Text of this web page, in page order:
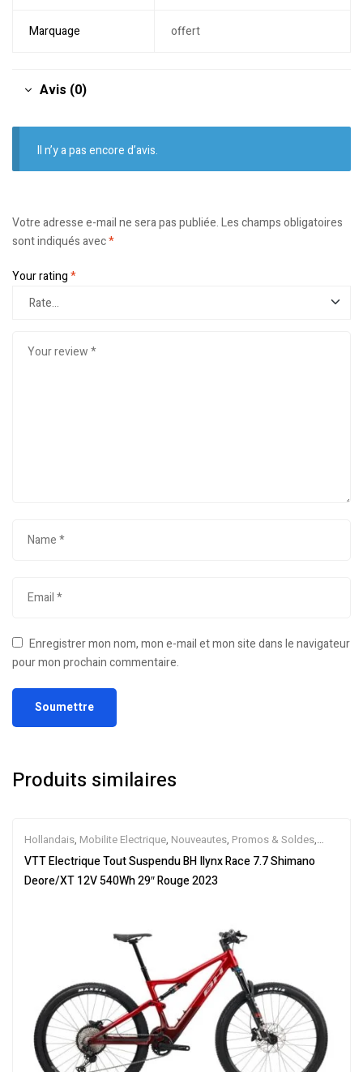
Marquage offert
Avis (0)
Il n’y a pas encore d’avis.
Votre adresse e-mail ne sera pas publiée.Les champs obligatoires
sont indiqués avec*
Your rating*
Enregistrer mon nom, mon e-mail et mon site dans le navigateur
pour mon prochain commentaire.
Produits similaires
Hollandais, Mobilite Electrique, Nouveautes, Promos & Soldes,
Tout-Suspendus ,Vélo électrique ville,Velos Electriques,VTT
Électriques
VTT Electrique Tout Suspendu BH Ilynx Race 7.7 Shimano
Deore/XT 12V 540Wh 29″ Rouge 2023